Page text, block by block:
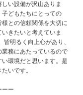
い設備が沢山ありま
どもたちにとっての
様との信頼関係を大切に
きたいと考えていま
明るく向上心があり、
務にあたっているので
環境だと思います。是
いです。
ーー